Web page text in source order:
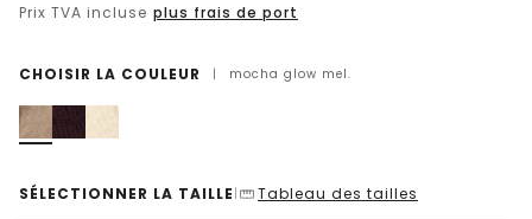
Prix TVA incluse plus frais de port
CHOISIR LA COULEUR | mocha glow mel.
SÉLECTIONNER LA TAILLE | Tableau des tailles